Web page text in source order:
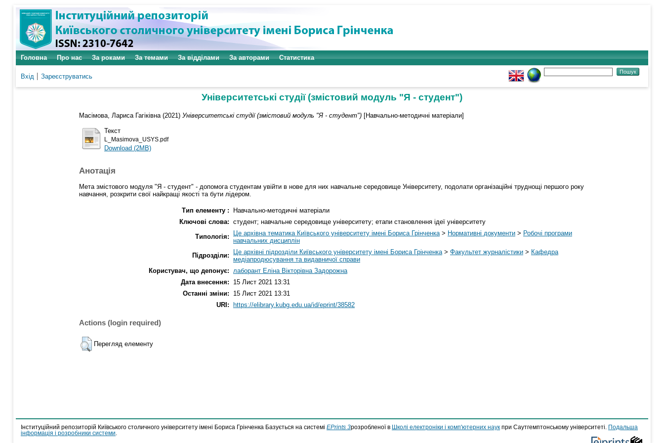
Головна Про нас За роками За темами За відділами За авторами Статистика
Вхід Зареєструватись
Університетські студії (змістовий модуль "Я - студент")
Масімова, Лариса Гагіківна (2021) Університетські студії (змістовий модуль "Я - студент") [Навчально-методичні матеріали]
Текст
L_Masimova_USYS.pdf
Download (2MB)
Анотація
Мета змістового модуля "Я - студент" - допомога студентам увійти в нове для них навчальне середовище Університету, подолати організаційні труднощі першого року
навчання, розкрити свої найкращі якості та бути лідером.
Тип елементу :
Навчально-методичні матеріали
Ключові слова: студент; навчальне середовище університету; етапи становлення ідеї університету
Типологія:
Це архівна тематика Київського університету імені Бориса Грінченка > Нормативні документи > Робочі програми
навчальних дисциплін
Підрозділи:
Це архівні підрозділи Київського університету імені Бориса Грінченка > Факультет журналістики > Кафедра
медіапродюсування та видавничої справи
Користувач, що депонує:
лаборант Еліна Вікторівна Задорожна
Дата внесення:
15 Лист 2021 13:31
Останні зміни:
15 Лист 2021 13:31
URI:
https://elibrary.kubg.edu.ua/id/eprint/38582
Actions (login required)
Перегляд елементу
Інституційний репозиторій Київського столичного університету імені Бориса Грінченка Базується на системі EPrints 3розробленої в Школі електроніки і комп'ютерних наук при Саутгемптонському університеті.
Подальша
інформація і розробники системи